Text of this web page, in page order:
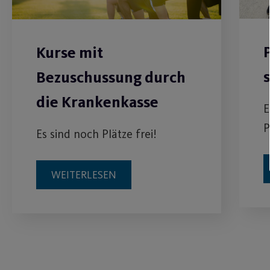
Kurse mit
Bezuschussung durch
die Krankenkasse
Es sind noch Plätze frei!
WEITERLESEN